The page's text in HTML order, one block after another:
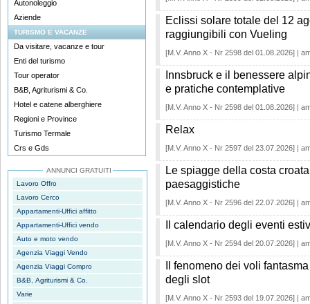
Autonoleggio
Aziende
TURISMO E VACANZE
Da visitare, vacanze e tour
Enti del turismo
Tour operator
B&B, Agriturismi & Co.
Hotel e catene alberghiere
Regioni e Province
Turismo Termale
Crs e Gds
ANNUNCI GRATUITI
Lavoro Offro
Lavoro Cerco
Appartamenti-Uffici affitto
Appartamenti-Uffici vendo
Auto e moto vendo
Agenzia Viaggi Vendo
Agenzia Viaggi Compro
B&B, Agriturismi & Co.
Varie
Eclissi solare totale del 12
raggiungibili con Vueling
[M.V. Anno X - Nr 2598 del 01.08.2026] |
Innsbruck e il benessere
e pratiche contemplative
[M.V. Anno X - Nr 2598 del 01.08.2026] |
Relax
[M.V. Anno X - Nr 2597 del 23.07.2026] |
Le spiagge della costa
paesaggistiche
[M.V. Anno X - Nr 2596 del 22.07.2026] |
Il calendario degli eventi
[M.V. Anno X - Nr 2594 del 20.07.2026] |
Il fenomeno dei voli
degli slot
[M.V. Anno X - Nr 2593 del 19.07.2026] |